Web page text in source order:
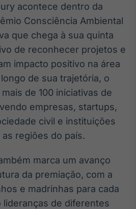
IA
Em breve
BroadFast
Gestão de
Investimentos
Em breve
acontece dentro da
Consciência Ambiental
que chega à sua quinta
de reconhecer projetos e
impacto positivo na área
de sua trajetória, o
de 100 iniciativas de
empresas, startups,
civil e instituições
regiões do país.
marca um avanço
da premiação, com a
e madrinhas para cada
lideranças de diferentes